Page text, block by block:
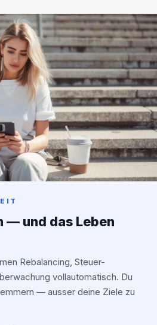
— und das Leben
Rebalancing, Steuer-
vollautomatisch. Du
— ausser deine Ziele zu